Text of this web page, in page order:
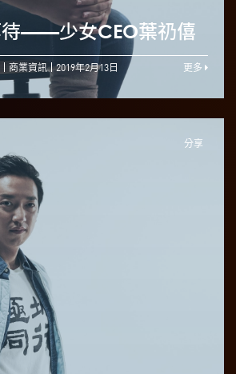
待——少女CEO葉礽僖
商業資訊 2019年2月13日 更多
分享